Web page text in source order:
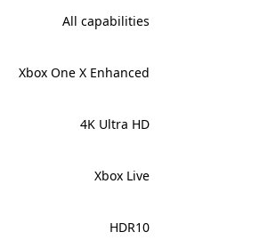
All capabilities
Xbox One X Enhanced
4K Ultra HD
Xbox Live
HDR10